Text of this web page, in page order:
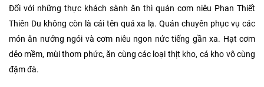
Đối với những thực khách sành ăn thì quán cơm niêu Phan Thiết
Thiên Du không còn là cái tên quá xa lạ. Quán chuyên phục vụ các
món ăn nướng ngói và cơm niêu ngon nức tiếng gần xa. Hạt cơm
dẻo mềm, mùi thơm phức, ăn cùng các loại thịt kho, cá kho vô cùng
đậm đà.